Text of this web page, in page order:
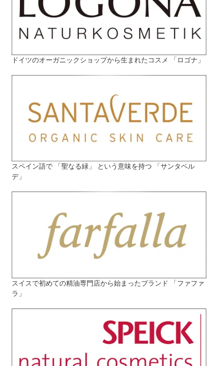
ドイツのオーガニックショップから生まれたコスメ 「ロゴナ」
スペイン語で 「聖なる緑」 という意味を持つ 「サンタベル
デ」
スイスで初めての精油専門店から始まったブランド 「ファファ
ラ」